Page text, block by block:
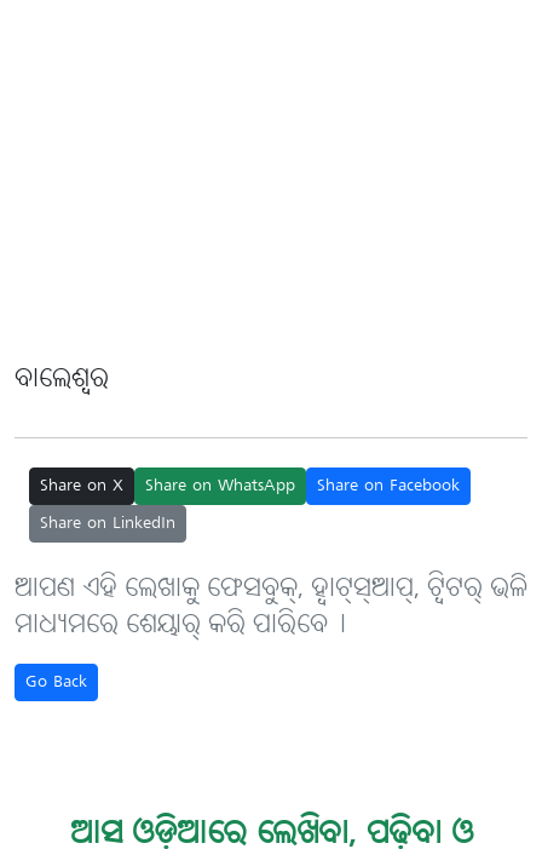
ବାଲେଶ୍ବର
Share on X Share on WhatsApp
Share on Facebook
Share on LinkedIn
ଆପଣ ଏହି ଲେଖାକୁ ଫେସବୁକ୍, ହ୍ବାଟ୍‌ସ୍‌ଆପ୍, ଟ୍ବିଟର୍ ଭଳି
ମାଧ୍ୟମରେ ଶେୟାର୍ କରି ପାରିବେ୤
Go Back
ଆସ ଓଡ଼ିଆରେ ଲେଖିବା, ପଢ଼ିବା ଓ